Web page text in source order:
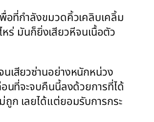
อที่กำลังขมวดคิ้วเคลิบเคลิ้ม
หร่ มันก็ยิ่งเสียวหีจนเนื้อตัว
เสียวซ่านอย่างหนักหน่วง
นที่จะจบคืนนี้ลงด้วยการที่ได้
ถูก เลยได้แต่ยอมรับการกระ